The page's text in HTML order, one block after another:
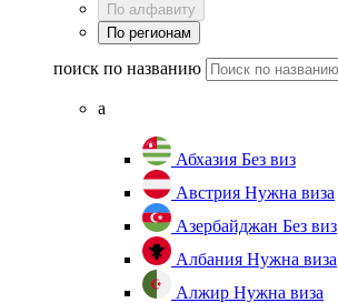
По алфавиту
По регионам
поиск по названию
а
Абхазия Без виз
Австрия Нужна виза
Азербайджан Без виз
Албания Нужна виза
Алжир Нужна виза